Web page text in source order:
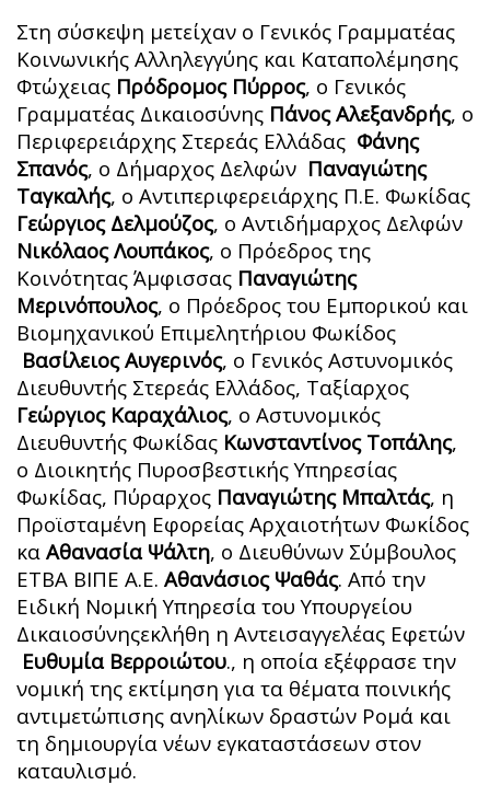
Στη σύσκεψη μετείχαν ο Γενικός Γραμματέας
Κοινωνικής Αλληλεγγύης και Καταπολέμησης
Φτώχειας Πρόδρομος Πύρρος, ο Γενικός
Γραμματέας Δικαιοσύνης Πάνος Αλεξανδρής, ο
Περιφερειάρχης Στερεάς Ελλάδας Φάνης
Σπανός, ο Δήμαρχος Δελφών Παναγιώτης
Ταγκαλής, ο Αντιπεριφερειάρχης Π.Ε. Φωκίδας
Γεώργιος Δελμούζος, ο Αντιδήμαρχος Δελφών
Νικόλαος Λουπάκος, ο Πρόεδρος της
Κοινότητας Άμφισσας Παναγιώτης
Μερινόπουλος, ο Πρόεδρος του Εμπορικού και
Βιομηχανικού Επιμελητήριου Φωκίδος
Βασίλειος Αυγερινός, ο Γενικός Αστυνομικός
Διευθυντής Στερεάς Ελλάδος, Ταξίαρχος
Γεώργιος Καραχάλιος, ο Αστυνομικός
Διευθυντής Φωκίδας Κωνσταντίνος Τοπάλης,
ο Διοικητής Πυροσβεστικής Υπηρεσίας
Φωκίδας, Πύραρχος Παναγιώτης Μπαλτάς, η
Προϊσταμένη Εφορείας Αρχαιοτήτων Φωκίδος
κα Αθανασία Ψάλτη, ο Διευθύνων Σύμβουλος
ΕΤΒΑ ΒΙΠΕ Α.Ε. Αθανάσιος Ψαθάς. Από την
Ειδική Νομική Υπηρεσία του Υπουργείου
Δικαιοσύνηςεκλήθη η Αντεισαγγελέας Εφετών
Ευθυμία Βερροιώτου., η οποία εξέφρασε την
νομική της εκτίμηση για τα θέματα ποινικής
αντιμετώπισης ανηλίκων δραστών Ρομά και
τη δημιουργία νέων εγκαταστάσεων στον
καταυλισμό.